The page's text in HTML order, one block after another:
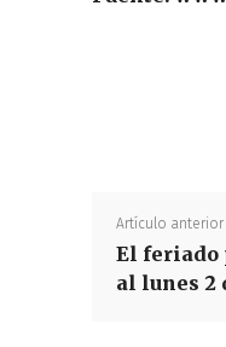
Artículo anterior
El feriado
al lunes 2